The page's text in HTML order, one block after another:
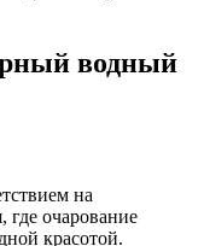
водный
на
где очарование
красотой.